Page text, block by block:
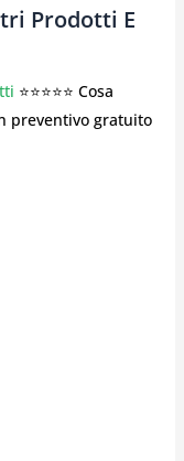
Prodotti E
⭐⭐⭐⭐⭐ Cosa
preventivo gratuito